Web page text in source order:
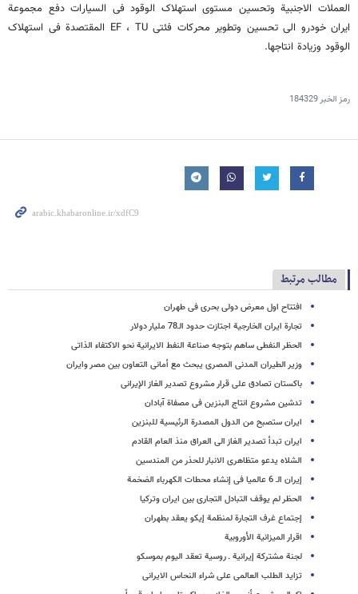
العملات الاجنبیة وتحسین مستوى استهلاک الوقود فی السیارات دفع مجموعة
ایران خودرو الى تحسین وتطویر محرکات فئتی EF ، TU المقتصدة فی استهلاک
الوقود وزیادة انتاجها.
رمز الخبر184329
مطالب مرتبط
افتتاح اول معرض دولی بحری فی طهران
تجارة ایران الخارجیة اجتازت حدود الـ78 ملیار دولار
الحظر النفطی ساهم بتوجه صناعة النفط الایرانیة نحو الاکتفاء الذاتی
وزیر الطیران المدنی المصری یبحث مع أمانی التعاون بین مصر وایران
باکستان تصادق علی قرار مشروع تصدیر الغاز الإیرانی
تدشین مشروع انتاج البنزین فی مصفاة آبادان
ایران ستصبح من الدول المصدرة الرئیسیة للبنزین
ایران تبدأ تصدیر الغاز الی العراق منذ العام القادم
الشلاه یدعو متظاهری الانبار للحذر من المندسین
إیران الـ 6 عالمیا فی إنشاء محطات الکهرباء الضخمة
الحظر لم یوقف التبادل التجاری بین ایران وترکیا
إجتماع غرف التجارة لمنظمة إیکو یعقد بطهران
اقرار المیزانیة الأوروبیة
لجنة مشترکة إیرانیة ـ روسیة تعقد الیوم بموسکو
تزاید الطلب العالمی على ‌شراء النحاس الایرانی